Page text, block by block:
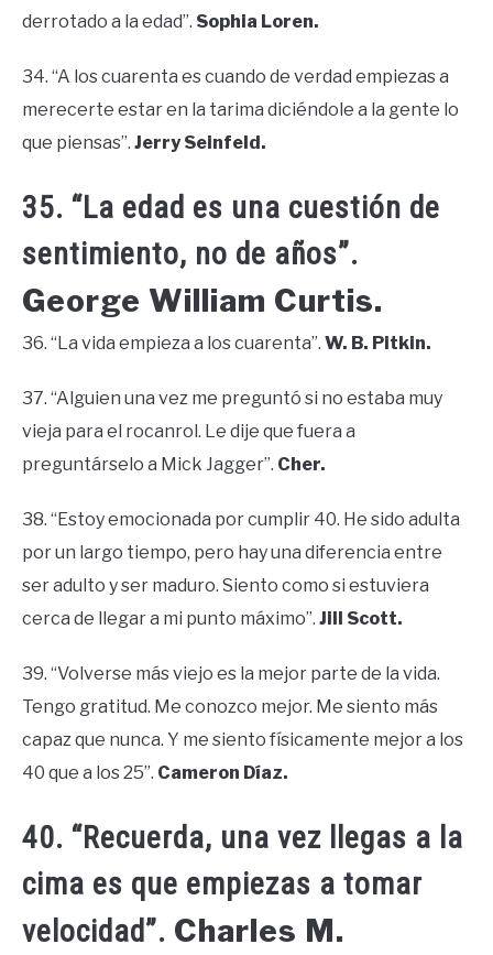
derrotado a la edad”. Sophia Loren.
34. “A los cuarenta es cuando de verdad empiezas a
merecerte estar en la tarima diciéndole a la gente lo
que piensas”. Jerry Seinfeld.
35. “La edad es una cuestión de
sentimiento, no de años”.
George William Curtis.
36. “La vida empieza a los cuarenta”. W. B. Pitkin.
37. “Alguien una vez me preguntó si no estaba muy
vieja para el rocanrol. Le dije que fuera a
preguntárselo a Mick Jagger”. Cher.
38. “Estoy emocionada por cumplir 40. He sido adulta
por un largo tiempo, pero hay una diferencia entre
ser adulto y ser maduro. Siento como si estuviera
cerca de llegar a mi punto máximo”. Jill Scott.
39. “Volverse más viejo es la mejor parte de la vida.
Tengo gratitud. Me conozco mejor. Me siento más
capaz que nunca. Y me siento físicamente mejor a los
40 que a los 25”. Cameron Díaz.
40. “Recuerda, una vez llegas a la
cima es que empiezas a tomar
velocidad”. Charles M.